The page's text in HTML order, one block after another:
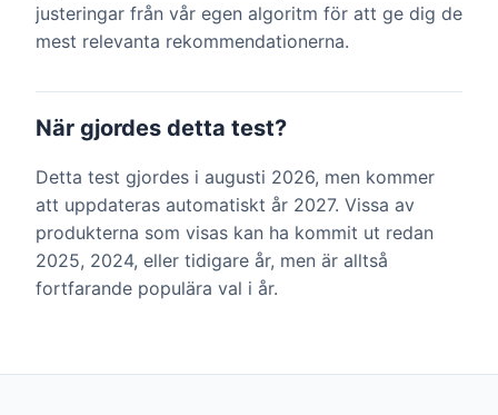
justeringar från vår egen algoritm för att ge dig de
mest relevanta rekommendationerna.
När gjordes detta test?
Detta test gjordes i augusti 2026, men kommer
att uppdateras automatiskt år 2027. Vissa av
produkterna som visas kan ha kommit ut redan
2025, 2024, eller tidigare år, men är alltså
fortfarande populära val i år.